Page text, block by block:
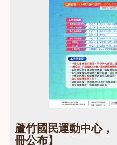
蘆竹國民運動中心
冊公布】